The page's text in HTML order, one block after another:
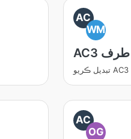
AC
WM
AC
OG